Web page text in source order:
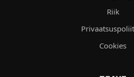
Riik
Cookies